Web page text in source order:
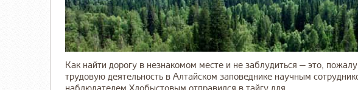
Как найти дорогу в незнакомом месте и не заблудиться — это,
трудовую деятельность в Алтайском заповеднике научным